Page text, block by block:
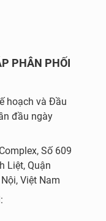
PHÂN PHỐI
hoạch và Đầu
đầu ngày
Số 609
Liệt, Quận
Việt Nam